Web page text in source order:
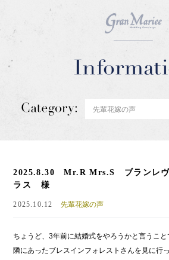
2025.8.30 Mr.R Mrs.S ブランレヴ
ラス 様
2025.10.12 先輩花嫁の声
ちょうど、3年前に結婚式をやろうかと言うこと
隣にあったブレスインフォレストさんを見に行っ